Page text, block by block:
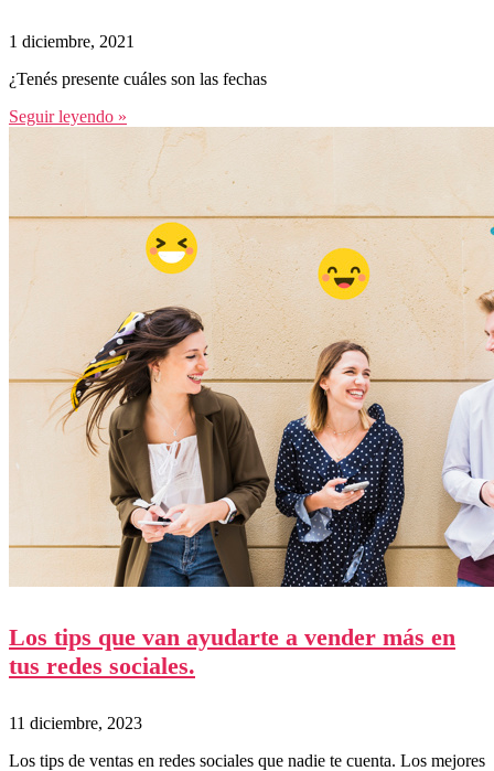
1 diciembre, 2021
¿Tenés presente cuáles son las fechas
Seguir leyendo »
Los tips que van ayudarte a vender más en
tus redes sociales.
11 diciembre, 2023
Los tips de ventas en redes sociales que nadie te cuenta. Los mejores